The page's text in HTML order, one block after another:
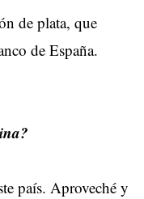
de plata, que
de España.
país. Aproveché y